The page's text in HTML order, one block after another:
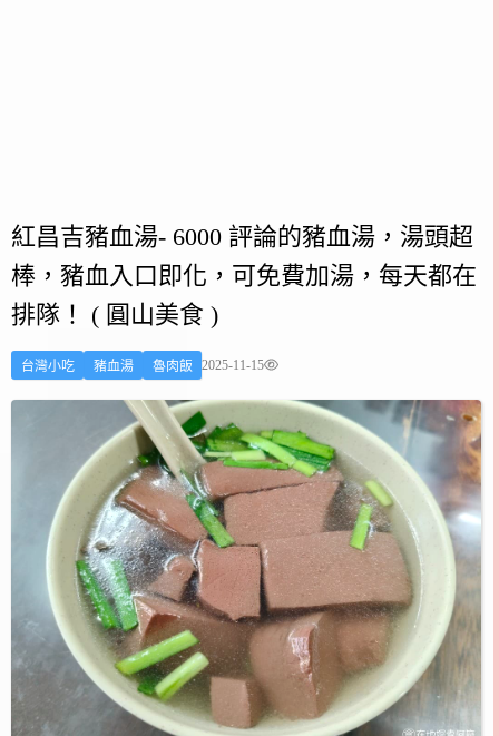
紅昌吉豬血湯- 6000 評論的豬血湯，湯頭超
棒，豬血入口即化，可免費加湯，每天都在
排隊！ ( 圓山美食 )
台灣小吃 豬血湯 魯肉飯 2025-11-15